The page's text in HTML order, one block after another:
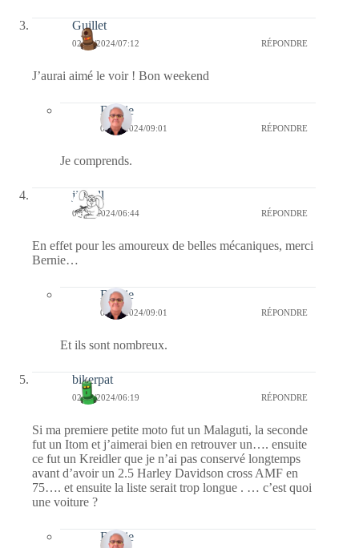
Guillet
02/08/2024/07:12 RÉPONDRE
J’aurai aimé le voir ! Bon weekend
Bernie
02/08/2024/09:01 RÉPONDRE
Je comprends.
jill bill
02/08/2024/06:44 RÉPONDRE
En effet pour les amoureux de belles mécaniques, merci
Bernie…
Bernie
02/08/2024/09:01 RÉPONDRE
Et ils sont nombreux.
bikerpat
02/08/2024/06:19 RÉPONDRE
Si ma premiere petite moto fut un Malaguti, la seconde
fut un Itom et j’aimerai bien en retrouver un…. ensuite
ce fut un Kreidler que je n’ai pas conservé longtemps
avant d’avoir un 2.5 Harley Davidson cross AMF en
75…. et ensuite la liste serait trop longue . … c’est quoi
une voiture ?
Bernie